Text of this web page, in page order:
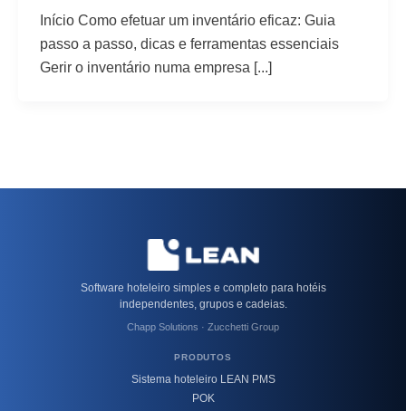
Início Como efetuar um inventário eficaz: Guia
passo a passo, dicas e ferramentas essenciais
Gerir o inventário numa empresa [...]
Software hoteleiro simples e completo para hotéis
independentes, grupos e cadeias.
Chapp Solutions · Zucchetti Group
PRODUTOS
Sistema hoteleiro LEAN PMS
POK